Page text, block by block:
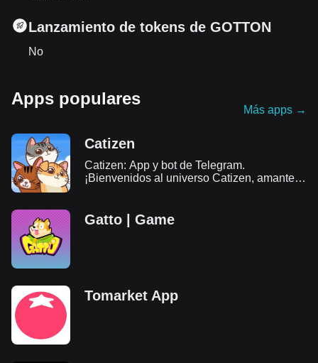
Lanzamiento de tokens de GOTTON
No
Apps populares
Más apps →
Catizen
Catizen: App y bot de Telegram.
¡Bienvenidos al universo Catizen, amantes
airdrop.
Gatto | Game
Tomarket App